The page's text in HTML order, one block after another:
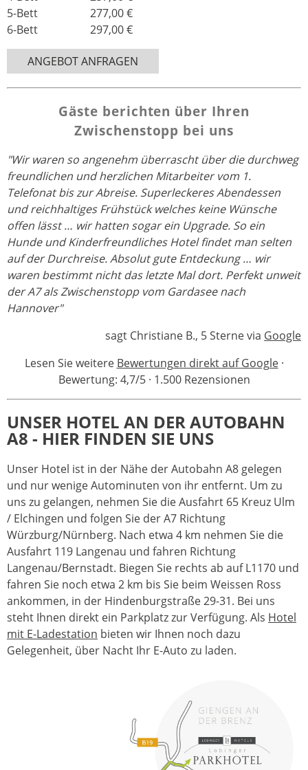
5-Bett 277,00 €
6-Bett 297,00 €
ANGEBOT ANFRAGEN
Gäste berichten über Ihren
Zwischenstopp bei uns
"Wir waren so angenehm überrascht über die durchweg
freundlichen und herzlichen Mitarbeiter vom 1.
Telefonat bis zur Abreise. Superleckeres Abendessen
und reichhaltiges Frühstück welches keine Wünsche
offen lässt … wir hatten sogar ein Upgrade. So ein
Hunde und Kinderfreundliches Hotel findet man selten
auf der Durchreise. Absolut gute Entdeckung … wir
waren bestimmt nicht das letzte Mal dort. Perfekt unweit
der A7 als Zwischenstopp vom Gardasee nach
Hannover"
sagt Christiane B., 5 Sterne via Google
Lesen Sie weitere Bewertungen direkt auf Google·
Bewertung: 4,7/5 · 1.500 Rezensionen
UNSER HOTEL AN DER AUTOBAHN
A8 - HIER FINDEN SIE UNS
Unser Hotel ist in der Nähe der Autobahn A8 gelegen
und nur wenige Autominuten von ihr entfernt. Um zu
uns zu gelangen, nehmen Sie die Ausfahrt 65 Kreuz Ulm
/ Elchingen und folgen Sie der A7 Richtung
Würzburg/Nürnberg. Nach etwa 4 km nehmen Sie die
Ausfahrt 119 Langenau und fahren Richtung
Langenau/Bernstadt. Biegen Sie rechts ab auf L1170 und
fahren Sie noch etwa 2 km bis Sie beim Weissen Ross
ankommen, in der Hindenburgstraße 29-31. Bei uns
steht Ihnen direkt ein Parkplatz zur Verfügung. Als Hotel
mit E-Ladestation bieten wir Ihnen noch dazu
Gelegenheit, über Nacht Ihr E-Auto zu laden.